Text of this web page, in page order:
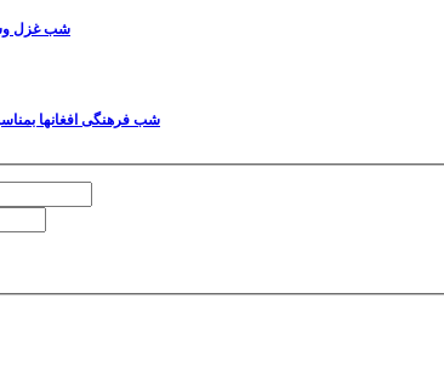
شب غزل
شب فرهنگی افغانها